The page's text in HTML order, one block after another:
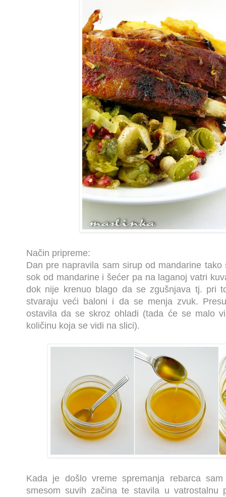
Način pripreme:
Dan pre napravila sam sirup od mandarine
sok od mandarine i šećer pa na laganoj vatri
dok nije krenuo blago da se zgušnjava tj. pri
stvaraju veći baloni i da se menja zvuk.
ostavila da se skroz ohladi (tada će se malo
količinu koja se vidi na slici).
Kada je došlo vreme spremanja rebarca
smesom suvih začina te stavila u vatrostalnu